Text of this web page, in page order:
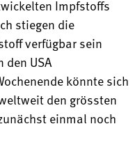
Impfstoffs
stiegen die
verfügbar sein
den USA
könnte sich
den grössten
einmal noch